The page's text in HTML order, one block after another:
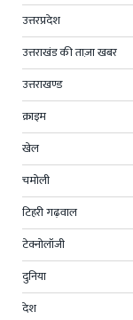
उत्तरप्रदेश
उत्तराखंड की ताज़ा खबर
उत्तराखण्ड
क्राइम
खेल
चमोली
टिहरी गढ़वाल
टेक्नोलॉजी
दुनिया
देश